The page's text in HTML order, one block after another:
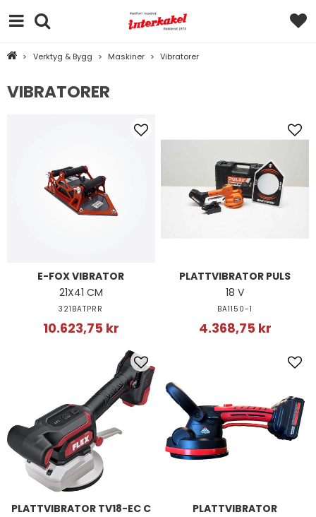
> Verktyg & Bygg > Maskiner > Vibratorer
VIBRATORER
E-FOX VIBRATOR
21X41 CM
321BATPRR
10.623,75 kr
PLATTVIBRATOR PULS
18 V
BA1150-1
4.368,75 kr
PLATTVIBRATOR TV18-EC C
PLATTVIBRATOR